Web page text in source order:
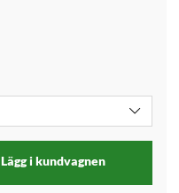
Lägg i kundvagnen